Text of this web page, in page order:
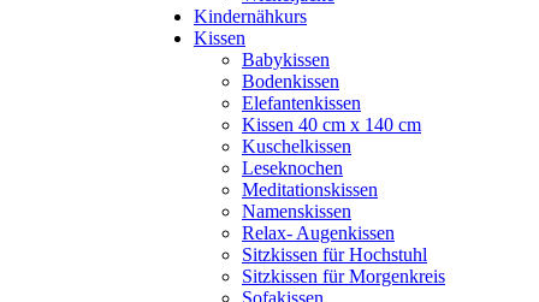
Kindernähkurs
Kissen
Babykissen
Bodenkissen
Elefantenkissen
Kissen 40 cm x 140 cm
Kuschelkissen
Leseknochen
Meditationskissen
Namenskissen
Relax- Augenkissen
Sitzkissen für Hochstuhl
Sitzkissen für Morgenkreis
Sofakissen